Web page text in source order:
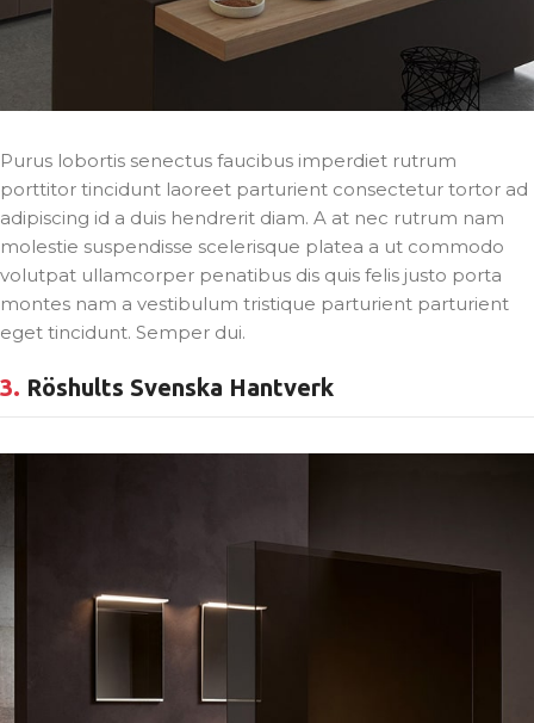
Purus lobortis senectus faucibus imperdiet rutrum
porttitor tincidunt laoreet parturient consectetur tortor ad
adipiscing id a duis hendrerit diam. A at nec rutrum nam
molestie suspendisse scelerisque platea a ut commodo
volutpat ullamcorper penatibus dis quis felis justo porta
montes nam a vestibulum tristique parturient parturient
eget tincidunt. Semper dui.
3. Röshults Svenska Hantverk